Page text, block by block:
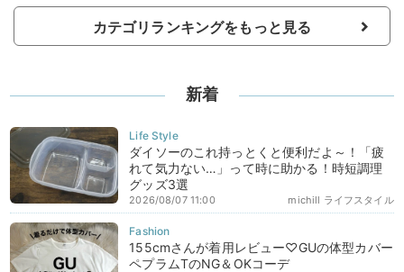
カテゴリランキングをもっと見る
新着
ダイソーのこれ持っとくと便利だよ～！「疲
れて気力ない…」って時に助かる！時短調理
グッズ3選
michill ライフスタイル
2026/08/07 11:00
155cmさんが着用レビュー♡GUの体型カバー
ペプラムTのNG＆OKコーデ